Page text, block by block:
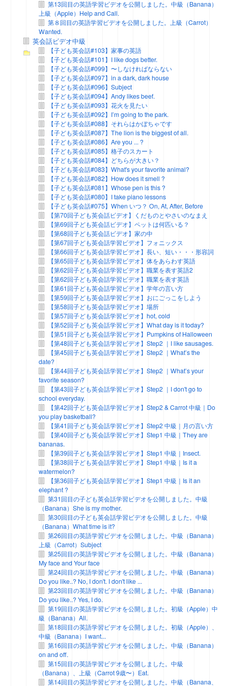
第13回目の英語学習ビデオを公開しました。中級（Banana）
上級（Apple）Help and Call.
第８回目の英語学習ビデオを公開しました。上級（Carrot）
Wanted.
英会話ビデオ中級
【子ども英会話#103】家事の英語
【子ども英会話#101】I like dogs better.
【子ども英会話#099】〜しなければならない
【子ども英会話#097】in a dark, dark house
【子ども英会話#096】Subject
【子ども英会話#094】Andy likes beef.
【子ども英会話#093】花火を見たい
【子ども英会話#092】I’m going to the park.
【子ども英会話#088】それらはかぼちゃです
【子ども英会話#087】The lion is the biggest of all.
【子ども英会話#086】Are you ... ?
【子ども英会話#085】格子のスカート
【子ども英会話#084】どちらが大きい？
【子ども英会話#083】What's your favorite animal?
【子ども英会話#082】How does it smell ?
【子ども英会話#081】Whose pen is this ?
【子ども英会話#080】I take piano lessons
【子ども英会話#075】When いつ？ On, At, After, Before
【第70回子ども英会話ビデオ】くだものとやさいのなまえ
【第69回子ども英会話ビデオ】ペットは何匹いる？
【第68回子ども英会話ビデオ】家の中
【第67回子ども英会話学習ビデオ】フォニックス
【第66回子ども英会話学習ビデオ】長い、短い・・・形容詞
【第65回子ども英会話学習ビデオ】体をあらわす英語
【第62回子ども英会話学習ビデオ】職業を表す英語2
【第62回子ども英会話学習ビデオ】職業を表す英語
【第61回子ども英会話学習ビデオ】学年の言い方
【第59回子ども英会話学習ビデオ】おにごっこをしよう
【第58回子ども英会話学習ビデオ】場所
【第57回子ども英会話学習ビデオ】hot, cold
【第52回子ども英会話学習ビデオ】What day is it today?
【第51回子ども英会話学習ビデオ】Pumpkins of Halloween
【第48回子ども英会話学習ビデオ】Step2 ｜I like sausages.
【第45回子ども英会話学習ビデオ】Step2 ｜What’s the
date?
【第44回子ども英会話学習ビデオ】Step2 ｜What’s your
favorite season?
【第43回子ども英会話学習ビデオ】Step2 ｜I don't go to
school everyday.
【第42回子ども英会話学習ビデオ】Step2 & Carrot 中級｜Do
you play basketball?
【第41回子ども英会話学習ビデオ】Step2 中級｜月の言い方
【第40回子ども英会話学習ビデオ】Step1 中級｜They are
bananas.
【第39回子ども英会話学習ビデオ】Step1 中級｜Insect.
【第38回子ども英会話学習ビデオ】Step1 中級｜Is it a
watermelon?
【第36回子ども英会話学習ビデオ】Step1 中級｜Is it an
elephant ?
第31回目の子ども英会話学習ビデオを公開しました。中級
（Banana）She is my mother.
第30回目の子ども英会話学習ビデオを公開しました。中級
（Banana）What time is it?
第26回目の英語学習ビデオを公開しました。中級（Banana）
上級（Carrot）Subject
第25回目の英語学習ビデオを公開しました。中級（Banana）
My face and Your face
第24回目の英語学習ビデオを公開しました。中級（Banana）
Do you like..? No, I don't. I don't like ...
第23回目の英語学習ビデオを公開しました。中級（Banana）
Do you like..? Yes, I do.
第19回目の英語学習ビデオを公開しました。初級（Apple）中
級（Banana）All.
第18回目の英語学習ビデオを公開しました。初級（Apple）、
中級（Banana）I want...
第16回目の英語学習ビデオを公開しました。中級（Banana）
on and off.
第15回目の英語学習ビデオを公開しました。中級
（Banana）、上級（Carrot 9歳〜）Eat.
第14回目の英語学習ビデオを公開しました。中級（Banana、